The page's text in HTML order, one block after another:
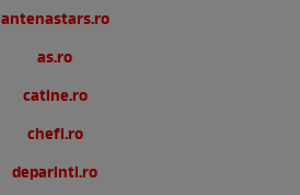
antenastars.ro
as.ro
catine.ro
chefi.ro
deparinti.ro